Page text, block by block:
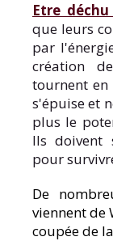
Etre
que leurs
par
création
tournent
s'épuise et
plus le
Ils doivent
pour
De
viennent de
coupée de